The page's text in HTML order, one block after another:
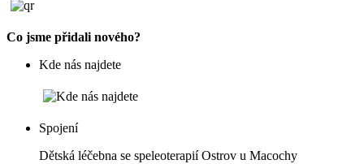
Co jsme přidali nového?
Kde nás najdete
Spojení
Dětská léčebna se speleoterapií Ostrov u Macochy